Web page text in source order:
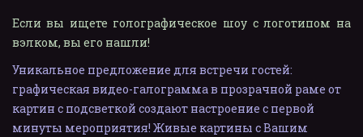
Если вы ищете голографическое шоу с логотипом на
вэлком, вы его нашли!
Уникальное предложение для встречи гостей:
графическая видео-галограмма в прозрачной раме от
картин с подсветкой создают настроение с первой
минуты мероприятия! Живые картины с Вашим